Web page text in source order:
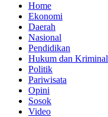
Home
Ekonomi
Daerah
Nasional
Pendidikan
Hukum dan Kriminal
Politik
Pariwisata
Opini
Sosok
Video